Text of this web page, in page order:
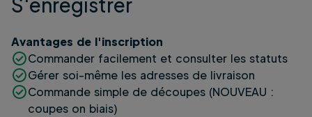
Avantages de l'inscription
Commander facilement et consulter les statuts
Gérer soi-même les adresses de livraison
Commande simple de découpes (NOUVEAU :
coupes on biais)